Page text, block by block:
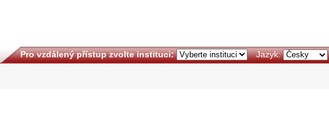
Pro vzdálený přístup zvolte instituci: Jazyk: